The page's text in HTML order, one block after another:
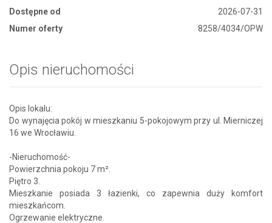
Dostępne od
2026-07-31
Numer oferty
8258/4034/OPW
Opis nieruchomości
Opis lokalu:
Do wynajęcia pokój w mieszkaniu 5-pokojowym przy ul. Mierniczej
16 we Wrocławiu.
-Nieruchomość-
Powierzchnia pokoju 7 m².
Piętro 3.
Mieszkanie posiada 3 łazienki, co zapewnia duży komfort
mieszkańcom.
Ogrzewanie elektryczne.